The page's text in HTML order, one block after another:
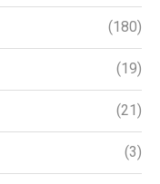
(180)
(19)
(21)
(3)